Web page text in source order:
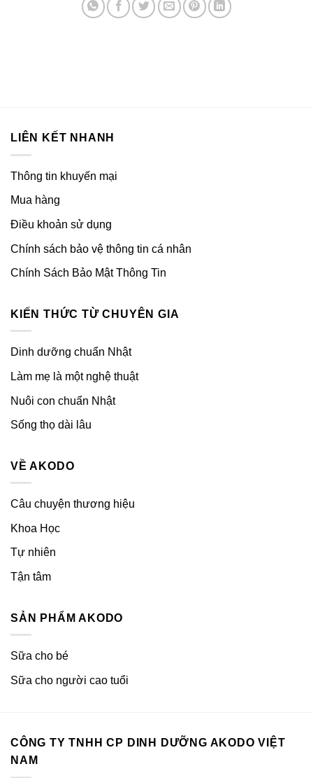
LIÊN KẾT NHANH
Thông tin khuyến mại
Mua hàng
Điều khoản sử dụng
Chính sách bảo vệ thông tin cá nhân
Chính Sách Bảo Mật Thông Tin
KIẾN THỨC TỪ CHUYÊN GIA
Dinh dưỡng chuẩn Nhật
Làm mẹ là một nghệ thuật
Nuôi con chuẩn Nhật
Sống thọ dài lâu
VỀ AKODO
Câu chuyện thương hiệu
Khoa Học
Tự nhiên
Tận tâm
SẢN PHẨM AKODO
Sữa cho bé
Sữa cho người cao tuổi
CÔNG TY TNHH CP DINH DƯỠNG AKODO VIỆT
NAM